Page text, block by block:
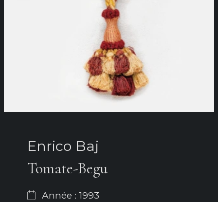
Enrico Baj
Tomate-Begu
Année : 1993